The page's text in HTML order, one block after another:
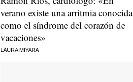
verano existe una arritmia conocida
como el síndrome del corazón de
vacaciones»
LAURA MIYARA